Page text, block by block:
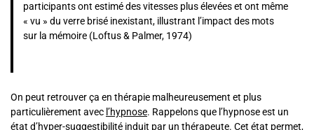
participants ont estimé des vitesses plus élevées et ont même
« vu » du verre brisé inexistant, illustrant l’impact des mots
sur la mémoire (Loftus & Palmer, 1974)
On peut retrouver ça en thérapie malheureusement et plus
particulièrement avec l’hypnose. Rappelons que l’hypnose est un
état d’hyper-suggestibilité induit par un thérapeute. Cet état permet,